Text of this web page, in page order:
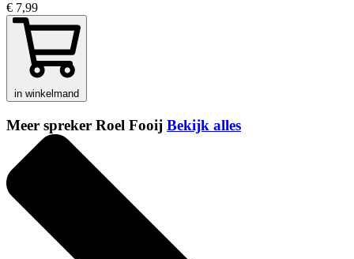
€ 7,99
in winkelmand
Meer spreker Roel Fooij Bekijk alles